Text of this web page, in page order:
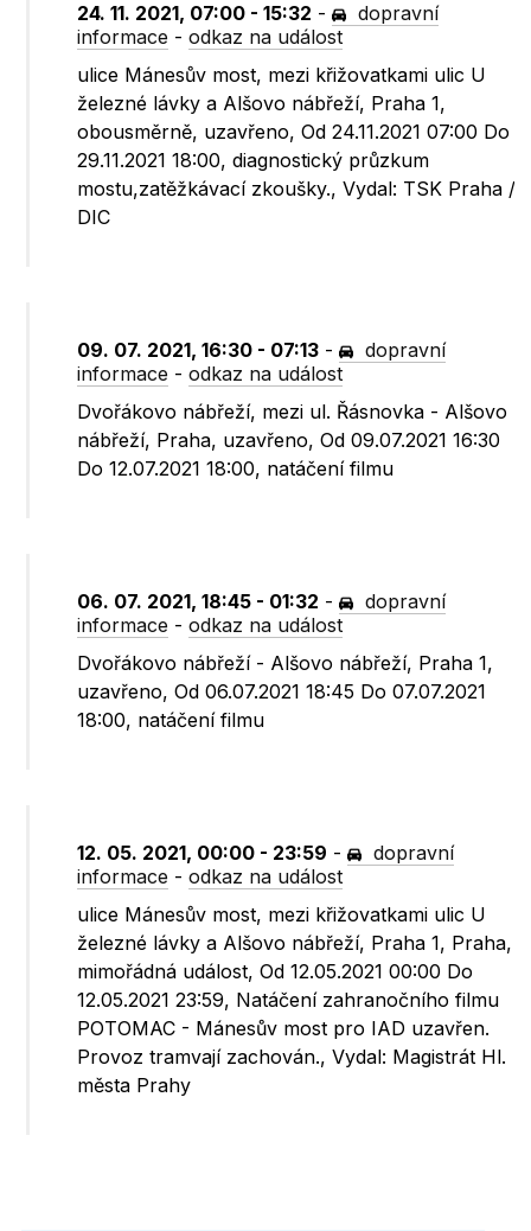
24. 11. 2021, 07:00 - 15:32 -
dopravní
informace -odkaz na událost
ulice Mánesův most, mezi křižovatkami ulic U
železné lávky a Alšovo nábřeží, Praha 1,
obousměrně, uzavřeno, Od 24.11.2021 07:00 Do
29.11.2021 18:00, diagnostický průzkum
mostu,zatěžkávací zkoušky., Vydal: TSK Praha /
DIC
09. 07. 2021, 16:30 - 07:13 -
dopravní
informace -odkaz na událost
Dvořákovo nábřeží, mezi ul. Řásnovka - Alšovo
nábřeží, Praha, uzavřeno, Od 09.07.2021 16:30
Do 12.07.2021 18:00, natáčení filmu
06. 07. 2021, 18:45 - 01:32 -
dopravní
informace -odkaz na událost
Dvořákovo nábřeží - Alšovo nábřeží, Praha 1,
uzavřeno, Od 06.07.2021 18:45 Do 07.07.2021
18:00, natáčení filmu
12. 05. 2021, 00:00 - 23:59 -
dopravní
informace -odkaz na událost
ulice Mánesův most, mezi křižovatkami ulic U
železné lávky a Alšovo nábřeží, Praha 1, Praha,
mimořádná událost, Od 12.05.2021 00:00 Do
12.05.2021 23:59, Natáčení zahranočního filmu
POTOMAC - Mánesův most pro IAD uzavřen.
Provoz tramvají zachován., Vydal: Magistrát Hl.
města Prahy